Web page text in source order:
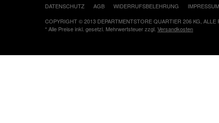
DATENSCHUTZ AGB WIDERRUFSBELEHRUNG
IMPRESSUM
COPYRIGHT © 2013 DEPARTMENTSTORE QUARTIER 206 KG, ALLE
* Alle Preise inkl. gesetzl. Mehrwertsteuer zzgl. Versandkosten